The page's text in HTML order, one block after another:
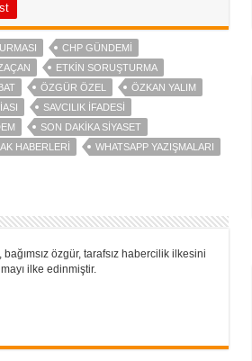
CHP GÜNDEMI
ETKIN SORUŞTURMA
ÖZGÜR ÖZEL
ÖZKAN YALIM
SAVCILIK IFADESI
SON DAKIKA SIYASET
HABERLERI
WHATSAPP YAZIŞMALARI
özgür, tarafsız habercilik ilkesini
ilke edinmiştir.